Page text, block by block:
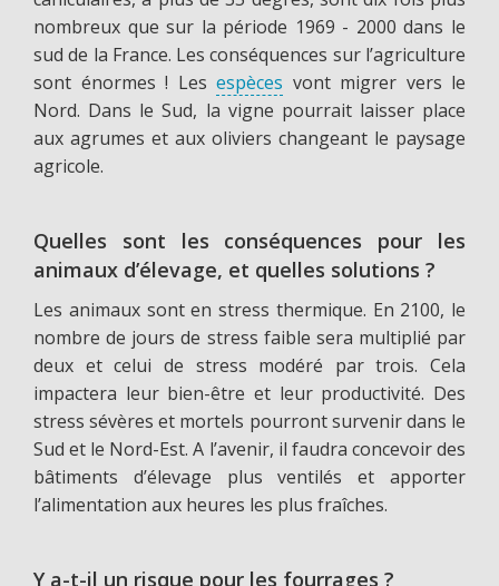
nombreux que sur la période 1969 - 2000 dans le
sud de la France. Les conséquences sur l’agriculture
sont énormes ! Les espèces vont migrer vers le
Nord. Dans le Sud, la vigne pourrait laisser place
aux agrumes et aux oliviers changeant le paysage
agricole.
Quelles sont les conséquences pour les
animaux d’élevage, et quelles solutions ?
Les animaux sont en stress thermique. En 2100, le
nombre de jours de stress faible sera multiplié par
deux et celui de stress modéré par trois. Cela
impactera leur bien-être et leur productivité. Des
stress sévères et mortels pourront survenir dans le
Sud et le Nord-Est. A l’avenir, il faudra concevoir des
bâtiments d’élevage plus ventilés et apporter
l’alimentation aux heures les plus fraîches.
Y a-t-il un risque pour les fourrages ?